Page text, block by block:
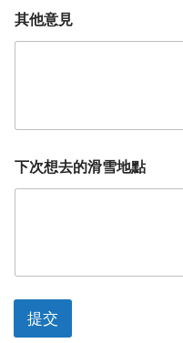
其他意見
下次想去的滑雪地點
提交